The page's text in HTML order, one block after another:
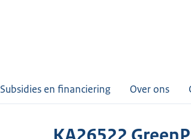
Subsidies en financiering Over ons